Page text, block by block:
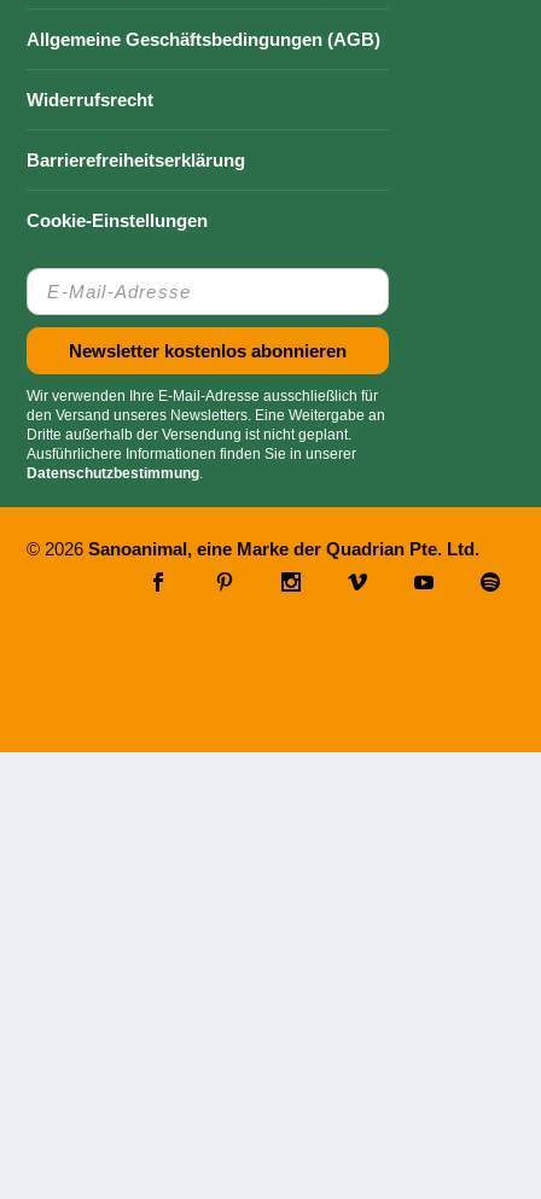
Allgemeine Geschäftsbedingungen (AGB)
Widerrufsrecht
Barrierefreiheitserklärung
Cookie-Einstellungen
Wir verwenden Ihre E-Mail-Adresse ausschließlich für
den Versand unseres Newsletters. Eine Weitergabe an
Dritte außerhalb der Versendung ist nicht geplant.
Ausführlichere Informationen finden Sie in unserer
Datenschutzbestimmung
© 2026Sanoanimal, eine Marke der Quadrian Pte. Ltd.